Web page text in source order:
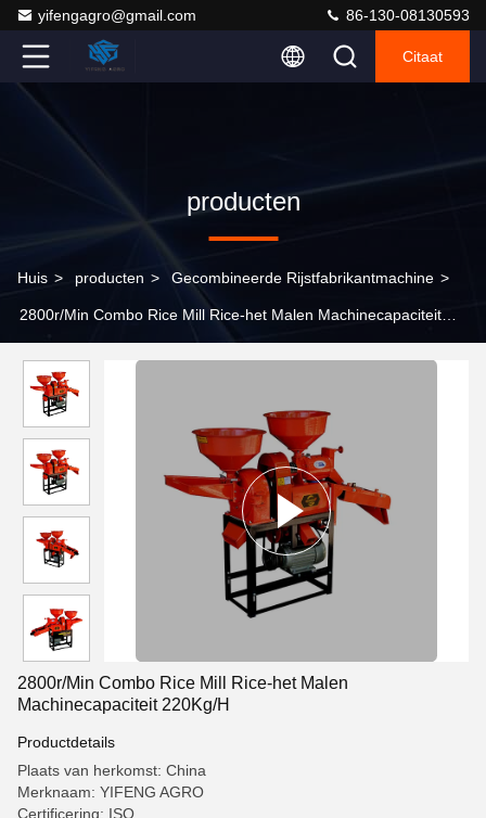
yifengagro@gmail.com 86-130-08130593
Citaat
producten
Huis > producten > Gecombineerde Rijstfabrikantmachine >
2800r/Min Combo Rice Mill Rice-het Malen Machinecapaciteit
2800r/Min Combo Rice Mill Rice-het Malen
Machinecapaciteit 220Kg/H
Productdetails
Plaats van herkomst: China
Merknaam: YIFENG AGRO
Certificering: ISO